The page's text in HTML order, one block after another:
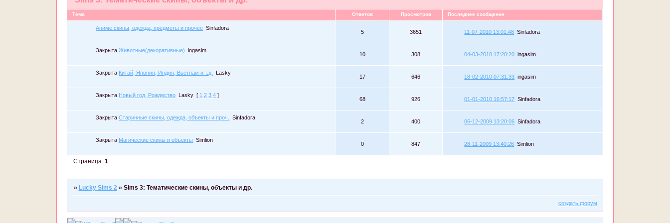
Тема Ответов Просмотров Последнее сообщение
Аниме скины, одежда, предметы и прочее Sinfadora
5 3651 11-07-2010 13:01:48 Sinfadora
ЗакрытаЖивотные(декоративные) ingasim
10 308 04-03-2010 17:20:20 ingasim
Закрыта Китай, Япония, Индия, Вьетнам и т.д. Lasky
17 646 18-02-2010 07:31:33 ingasim
Закрыта Новый год, Рождество Lasky [ 1 2 3 4 ]
68 926 01-01-2010 16:57:17 Sinfadora
ЗакрытаСтаринные скины, одежда, объекты и проч. Sinfadora
2 400 06-12-2009 13:20:06 Sinfadora
Закрыта Магические скины и объекты Simlion
0 847 28-11-2009 13:40:26 Simlion
Страница: 1
» Lucky Sims 2 » Sims 3: Тематические скины, объекты и др.
создать форум